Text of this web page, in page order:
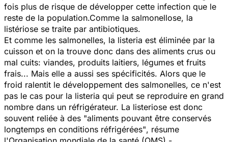
fois plus de risque de développer cette infection que le
reste de la population.Comme la salmonellose, la
listériose se traite par antibiotiques.
Et comme les salmonelles, la listeria est éliminée par la
cuisson et on la trouve donc dans des aliments crus ou
mal cuits: viandes, produits laitiers, légumes et fruits
frais... Mais elle a aussi ses spécificités. Alors que le
froid ralentit le développement des salmonelles, ce n'est
pas le cas pour la listeria qui peut se reproduire en grand
nombre dans un réfrigérateur. La listeriose est donc
souvent reliée à des "aliments pouvant être conservés
longtemps en conditions réfrigérées", résume